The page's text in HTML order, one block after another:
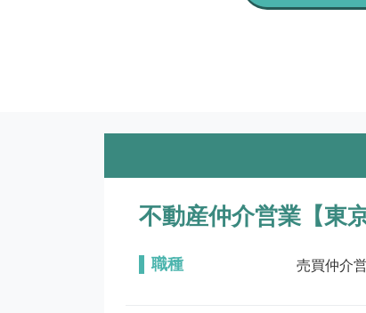
不動産仲介営業【東
職種 売買仲介